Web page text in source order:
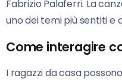
Fabrizio Palaferri. La
uno dei temi più sentiti e
Come interagire
I ragazzi da casa possono